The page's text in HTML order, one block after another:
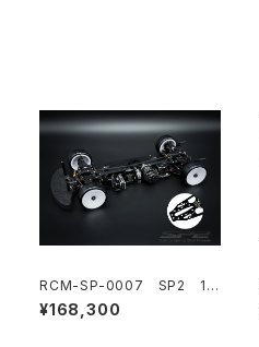
RCM-SP-0007 SP2 1/1
0 電動オンロードツーリング
カー 1.2mmスチールシャー
¥168,300